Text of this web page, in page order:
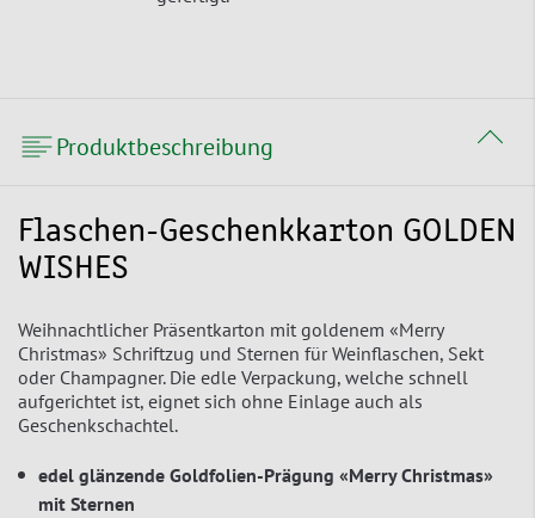
Produktbeschreibung
Flaschen-Geschenkkarton GOLDEN
WISHES
Weihnachtlicher Präsentkarton mit goldenem «Merry
Christmas» Schriftzug und Sternen für Weinflaschen, Sekt
oder Champagner. Die edle Verpackung, welche schnell
aufgerichtet ist, eignet sich ohne Einlage auch als
Geschenkschachtel.
edel glänzende Goldfolien-Prägung «Merry Christmas»
mit Sternen